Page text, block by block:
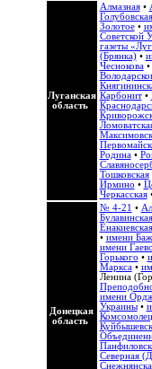
Луганская
область
Алмазная•
Голубовская
Золотое•
Советской
газеты
(Брянка)•
Чеснокова•
Карбонит•
Родина•
Тошковская
Ирмино •
Черкасская
Донецкая
область
№ 4-21 •
Булавинская
Енакиевская
• имени
имени
Горького •
Маркса•
Ленина
имени
Украины•
Комсомолец
Северная